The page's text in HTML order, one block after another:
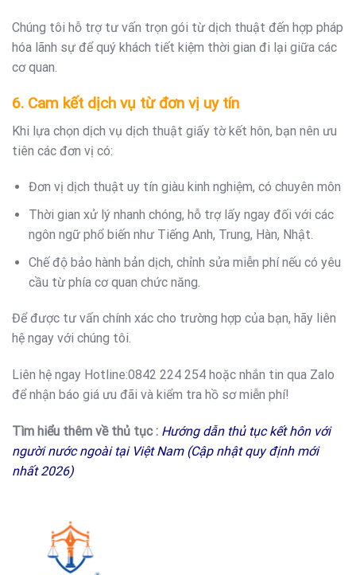
Chúng tôi hỗ trợ tư vấn trọn gói từ dịch thuật đến hợp pháp
hóa lãnh sự để quý khách tiết kiệm thời gian đi lại giữa các
cơ quan.
6. Cam kết dịch vụ từ đơn vị uy tín
Khi lựa chọn dịch vụ dịch thuật giấy tờ kết hôn, bạn nên ưu
tiên các đơn vị có:
Đơn vị dịch thuật uy tín giàu kinh nghiệm, có chuyên môn
Thời gian xử lý nhanh chóng, hỗ trợ lấy ngay đối với các
ngôn ngữ phổ biến như Tiếng Anh, Trung, Hàn, Nhật.
Chế độ bảo hành bản dịch, chỉnh sửa miễn phí nếu có yêu
cầu từ phía cơ quan chức năng.
Để được tư vấn chính xác cho trường hợp của bạn, hãy liên
hệ ngay với chúng tôi.
Liên hệ ngay Hotline:0842 224 254 hoặc nhắn tin qua Zalo
để nhận báo giá ưu đãi và kiểm tra hồ sơ miễn phí!
Tìm hiểu thêm về thủ tục : Hướng dẫn thủ tục kết hôn với
người nước ngoài tại Việt Nam (Cập nhật quy định mới
nhất 2026)